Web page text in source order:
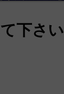
下さい